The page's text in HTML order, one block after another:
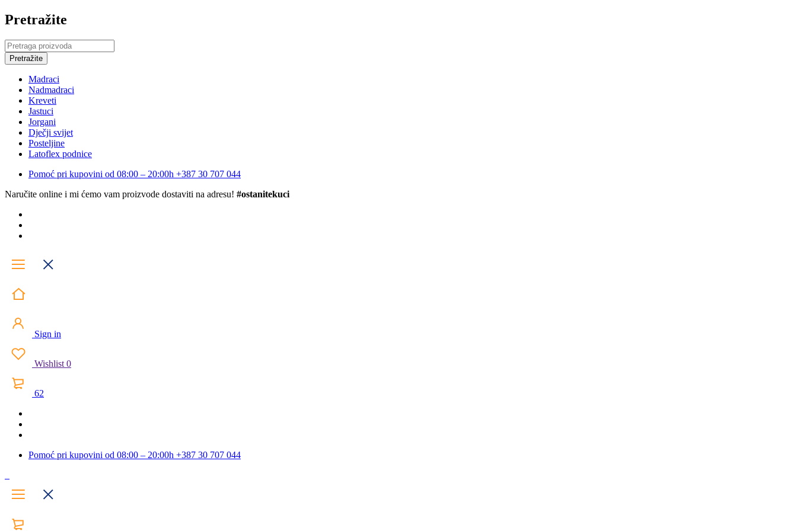
Pretražite
Madraci
Nadmadraci
Kreveti
Jastuci
Jorgani
Dječji svijet
Posteljine
Latoflex podnice
Pomoć pri kupovini od 08:00 – 20:00h +387 30 707 044
Naručite online i mi ćemo vam proizvode dostaviti na adresu! #ostanitekuci
Sign in
Wishlist 0
62
Pomoć pri kupovini od 08:00 – 20:00h +387 30 707 044